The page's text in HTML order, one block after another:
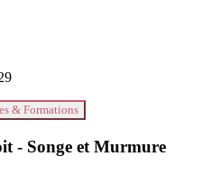
& Formations
- Songe et Murmure